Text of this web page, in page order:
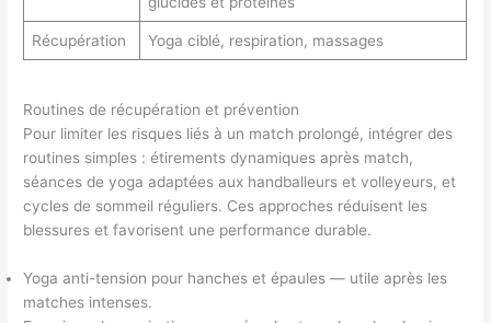
Récupération Yoga ciblé, respiration, massages
Routines de récupération et prévention
Pour limiter les risques liés à un match prolongé, intégrer des
routines simples : étirements dynamiques après match,
séances de yoga adaptées aux handballeurs et volleyeurs, et
cycles de sommeil réguliers. Ces approches réduisent les
blessures et favorisent une performance durable.
Yoga anti-tension pour hanches et épaules — utile après les
matches intenses.